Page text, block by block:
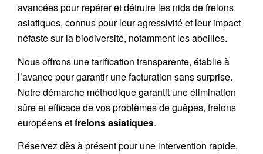
avancées pour repérer et détruire les nids defrelons
asiatiques, connus pour leur agressivité et leur impact
néfaste sur la biodiversité, notamment les abeilles.
Nous offrons unetarification transparente, établie à
l’avance pour garantir une facturation sans surprise.
Notre démarche méthodique garantit une élimination
sûre et efficace de vos problèmes de guêpes, frelons
européens etfrelons asiatiques.
Réservezdès à présent pour une intervention rapide,